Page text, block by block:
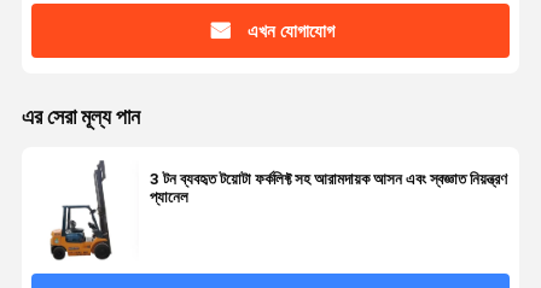
এখন যোগাযোগ
এর সেরা মূল্য পান
3 টন ব্যবহৃত টয়োটা ফর্কলিফ্ট সহ আরামদায়ক আসন এবং স্বজ্ঞাত নিয়ন্ত্রণ
প্যানেল